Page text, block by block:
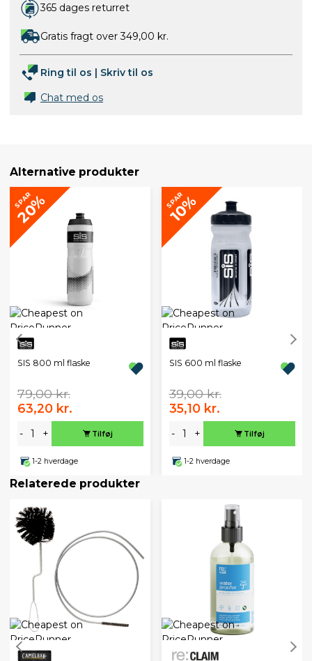
365 dages returret
Gratis fragt over 349,00 kr.
Ring til os | Skriv til os
Chat med os
Alternative produkter
SPAR
20%
SIS 800 ml flaske
79,00 kr.
63,20 kr.
- + Tilføj
1-2 hverdage
SPAR
10%
SIS 600 ml flaske
39,00 kr.
35,10 kr.
- + Tilføj
1-2 hverdage
Relaterede produkter